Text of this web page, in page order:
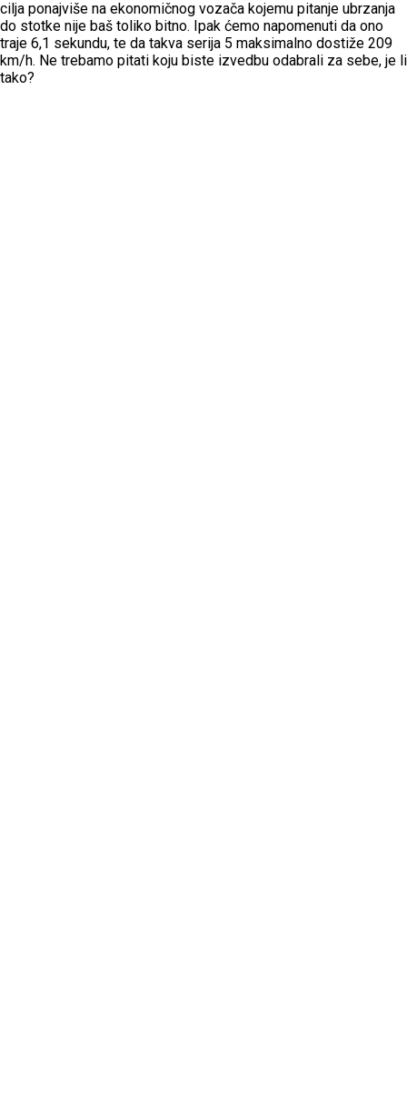
cilja ponajviše na ekonomičnog vozača kojemu pitanje ubrzanja
do stotke nije baš toliko bitno. Ipak ćemo napomenuti da ono
traje 6,1 sekundu, te da takva serija 5 maksimalno dostiže 209
km/h. Ne trebamo pitati koju biste izvedbu odabrali za sebe, je li
tako?